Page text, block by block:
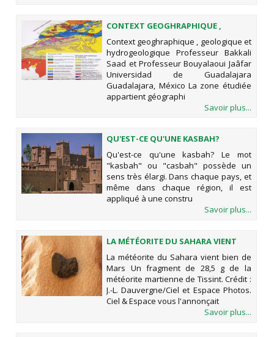
CONTEXT GEOGHRAPHIQUE ,
GEOLOGIQUE ET
HYDROGEOLOGIQUE
Context geoghraphique , geologique et
hydrogeologique Professeur Bakkali
Saad et Professeur Bouyalaoui Jaâfar
Universidad de Guadalajara
Guadalajara, México La zone étudiée
appartient géographi
Savoir plus...
QU'EST-CE QU'UNE KASBAH?
Qu'est-ce qu'une kasbah? Le mot
"kasbah" ou "casbah" possède un
sens très élargi. Dans chaque pays, et
même dans chaque région, il est
appliqué à une constru
Savoir plus...
LA MÉTÉORITE DU SAHARA VIENT
BIEN DE MARS
La météorite du Sahara vient bien de
Mars Un fragment de 28,5 g de la
météorite martienne de Tissint. Crédit :
J.-L. Dauvergne/Ciel et Espace Photos.
Ciel & Espace vous l'annonçait
Savoir plus...